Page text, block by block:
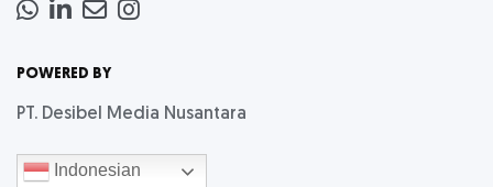
Whatsapp
LinkedIn
NewsInstagram
POWERED BY
PT. Desibel Media Nusantara
Indonesian